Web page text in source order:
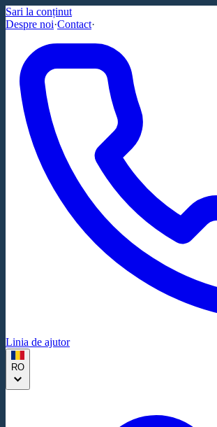
Sari la conținut
Despre noi·Contact·
Linia de ajutor
RO